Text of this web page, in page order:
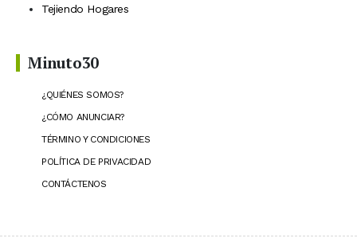
Tejiendo Hogares
Minuto30
¿QUIÉNES SOMOS?
¿CÓMO ANUNCIAR?
TÉRMINO Y CONDICIONES
POLÍTICA DE PRIVACIDAD
CONTÁCTENOS